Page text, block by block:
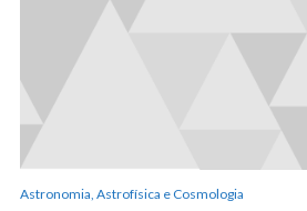
Astronomia, Astrofísica e Cosmologia